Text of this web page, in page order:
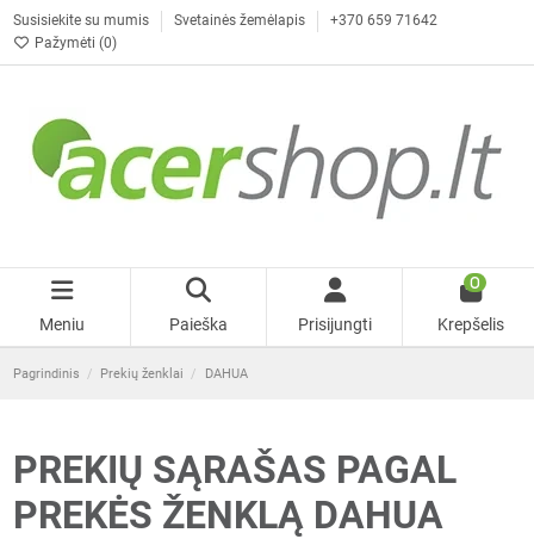
Susisiekite su mumis Svetainės žemėlapis
+370 659 71642
Pažymėti (0)
Meniu Paieška Prisijungti
0
Krepšelis
Pagrindinis Prekių ženklai DAHUA
PREKIŲ SĄRAŠAS PAGAL
PREKĖS ŽENKLĄ DAHUA